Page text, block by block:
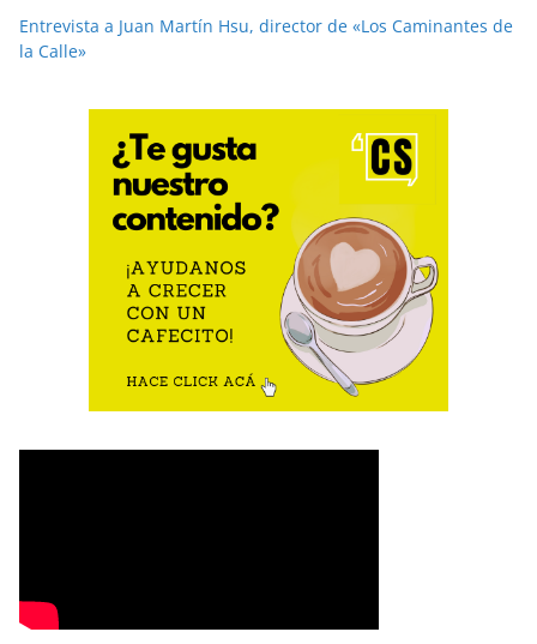
Entrevista a Juan Martín Hsu, director de «Los Caminantes de
la Calle»